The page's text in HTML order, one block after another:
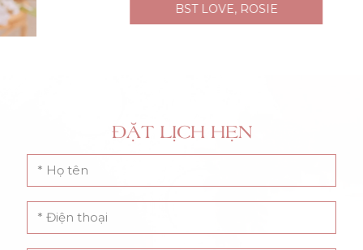
BST LOVE, ROSIE
ĐẶT LỊCH HẸN